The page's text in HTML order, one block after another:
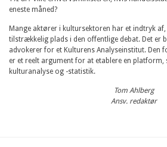
eneste måned?
Mange aktører i kultursektoren har et indtryk
tilstrækkelig plads i den offentlige debat. Det er
advokerer for et Kulturens Analyseinstitut. Den
er et reelt argument for at etablere en
kulturanalyse og -statistik.
Tom Ahlberg
Ansv. redaktør